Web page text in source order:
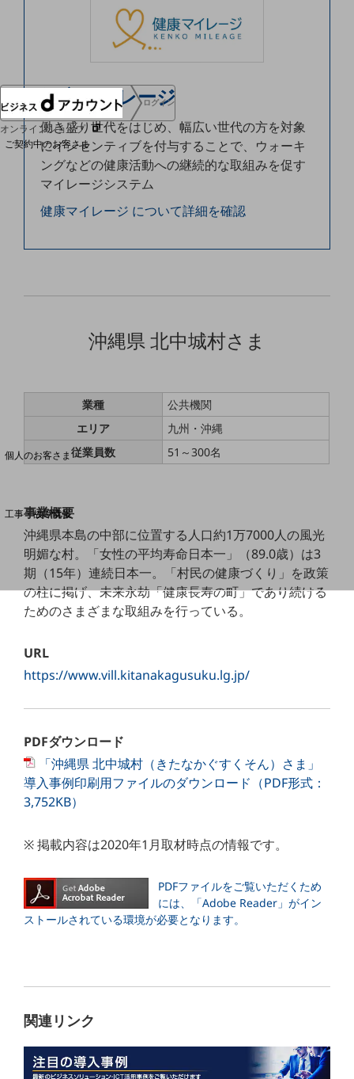
ログイン
オンラインショップ
ご契約中のお客さま
サービス別サポート情報
Web明細(ビリングステーション)
料金分析(ご利用料金管理サービス)
Web明細(My docomo)
個人のお客さま
工事・故障情報
お客さまサポートサイト
SDPFナレッジセンター
NTTドコモ 通信障害情報
健康マイレージ
働き盛り世代をはじめ、幅広い世代の方を対象
にインセンティブを付与することで、ウォーキ
ングなどの健康活動への継続的な取組みを促す
マイレージシステム
健康マイレージ について詳細を確認
沖縄県 北中城村さま
業種
公共機関
エリア
九州・沖縄
従業員数
51～300名
事業概要
沖縄県本島の中部に位置する人口約1万7000人の風光
明媚な村。「女性の平均寿命日本一」（89.0歳）は3
期（15年）連続日本一。「村民の健康づくり」を政策
の柱に掲げ、未来永劫「健康長寿の町」であり続ける
ためのさまざまな取組みを行っている。
URL
https://www.vill.kitanakagusuku.lg.jp/
PDFダウンロード
「沖縄県 北中城村（きたなかぐすくそん）さま」
導入事例印刷用ファイルのダウンロード（PDF形式：
3,752KB）
※ 掲載内容は2020年1月取材時点の情報です。
PDFファイルをご覧いただくため
には、「Adobe Reader」がイン
ストールされている環境が必要となります。
関連リンク